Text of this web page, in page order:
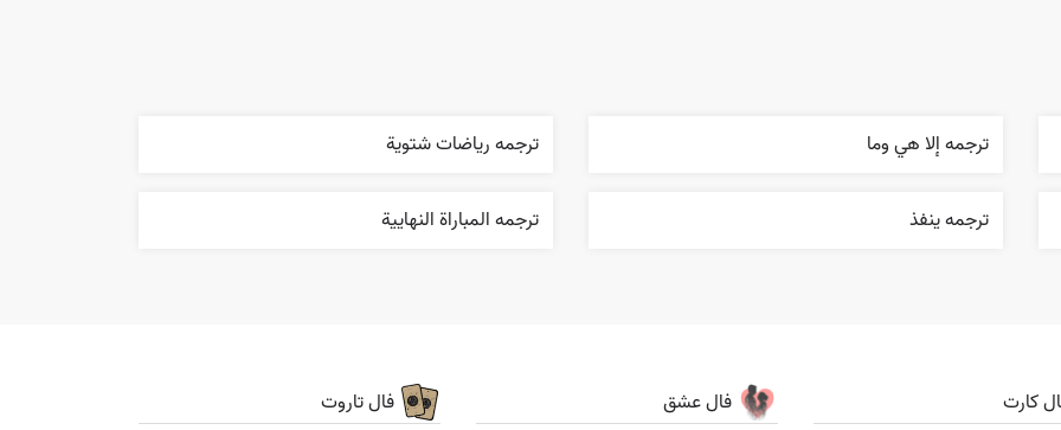
ترجمه إلا هي وما ترجمه رياضات شتوية
ترجمه ينفذ ترجمه المباراة النهایية
کارت فال عشق فال تاروت